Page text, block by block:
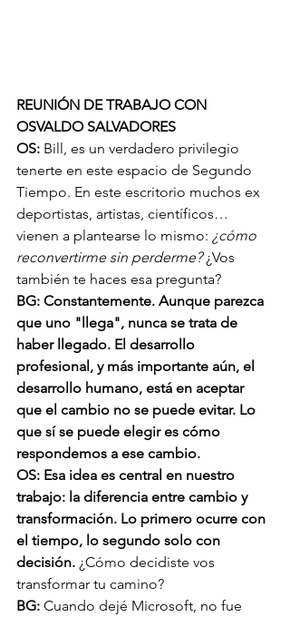
REUNIÓN DE TRABAJO CON
OSVALDO SALVADORES
OS: Bill, es un verdadero privilegio
tenerte en este espacio de Segundo
Tiempo. En este escritorio muchos ex
deportistas, artistas, científicos…
vienen a plantearse lo mismo: ¿cómo
reconvertirme sin perderme? ¿Vos
también te haces esa pregunta?
BG: Constantemente. Aunque parezca
que uno "llega", nunca se trata de
haber llegado. El desarrollo
profesional, y más importante aún, el
desarrollo humano, está en aceptar
que el cambio no se puede evitar. Lo
que sí se puede elegir es cómo
respondemos a ese cambio.
OS: Esa idea es central en nuestro
trabajo: la diferencia entre cambio y
transformación. Lo primero ocurre con
el tiempo, lo segundo solo con
decisión. ¿Cómo decidiste vos
transformar tu camino?
BG: Cuando dejé Microsoft, no fue